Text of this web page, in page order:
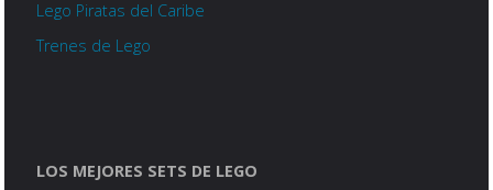
Lego Piratas del Caribe
Trenes de Lego
LOS MEJORES SETS DE LEGO